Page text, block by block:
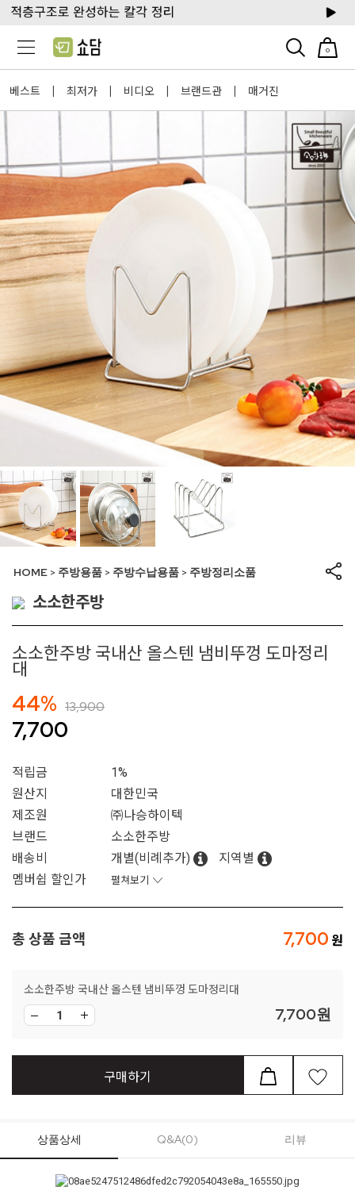
0
베스트 | 최저가 | 비디오 | 브랜드관 | 매거진
HOME > 주방용품 > 주방수납용품 > 주방정리소품
소소한주방
소소한주방 국내산 올스텐 냄비뚜껑 도마정리
대
44% 13,900
7,700
적립금
1%
원산지
대한민국
제조원
㈜나승하이텍
브랜드
소소한주방
배송비
개별(비례추가)
지역별
멤버쉽 할인가
펼쳐보기
총 상품 금액 7,700
소소한주방 국내산 올스텐 냄비뚜껑 도마정리대
7,700원
구매하기
상품상세 Q&A(0) 리뷰